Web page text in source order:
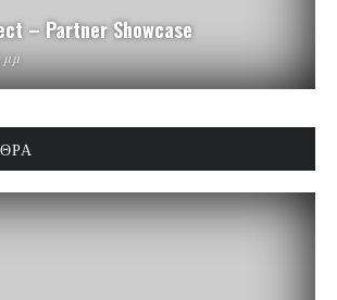
– Partner Showcase
μμ